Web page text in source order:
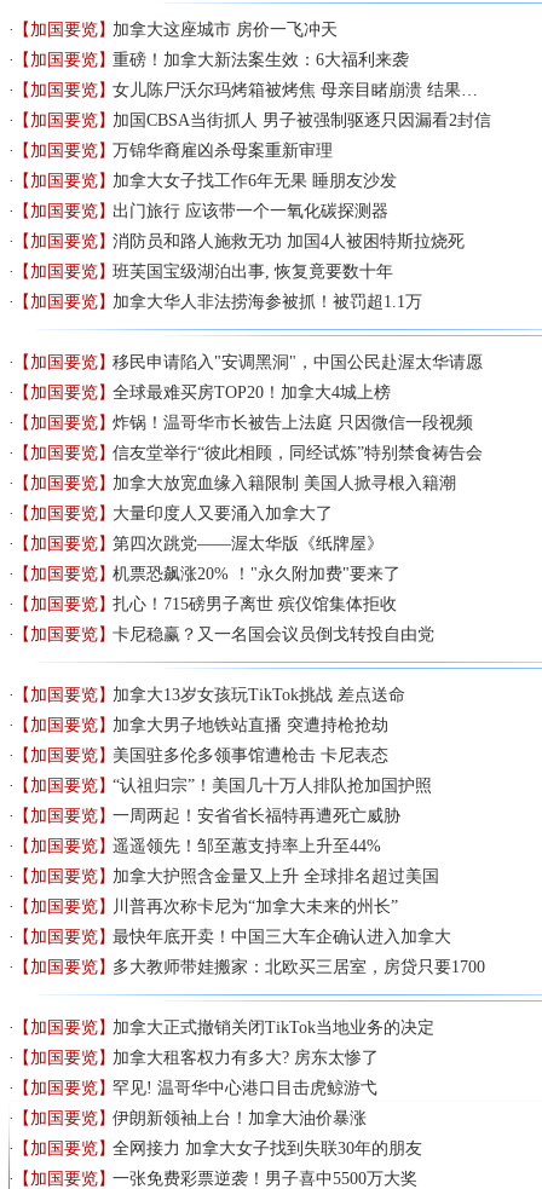
【加国要览】加拿大这座城市 房价一飞冲天
【加国要览】重磅！加拿大新法案生效：6大福利来袭
【加国要览】女儿陈尸沃尔玛烤箱被烤焦 母亲目睹崩溃 结果…
【加国要览】加国CBSA当街抓人 男子被强制驱逐只因漏看2封信
【加国要览】万锦华裔雇凶杀母案重新审理
【加国要览】加拿大女子找工作6年无果 睡朋友沙发
【加国要览】出门旅行 应该带一个一氧化碳探测器
【加国要览】消防员和路人施救无功 加国4人被困特斯拉烧死
【加国要览】班芙国宝级湖泊出事, 恢复竟要数十年
【加国要览】加拿大华人非法捞海参被抓！被罚超1.1万
【加国要览】移民申请陷入"安调黑洞"，中国公民赴渥太华请愿
【加国要览】全球最难买房TOP20！加拿大4城上榜
【加国要览】炸锅！温哥华市长被告上法庭 只因微信一段视频
【加国要览】信友堂举行“彼此相顾，同经试炼”特别禁食祷告会
【加国要览】加拿大放宽血缘入籍限制 美国人掀寻根入籍潮
【加国要览】大量印度人又要涌入加拿大了
【加国要览】第四次跳党——渥太华版《纸牌屋》
【加国要览】机票恐飙涨20% ！"永久附加费"要来了
【加国要览】扎心！715磅男子离世 殡仪馆集体拒收
【加国要览】卡尼稳赢？又一名国会议员倒戈转投自由党
【加国要览】加拿大13岁女孩玩TikTok挑战 差点送命
【加国要览】加拿大男子地铁站直播 突遭持枪抢劫
【加国要览】美国驻多伦多领事馆遭枪击 卡尼表态
【加国要览】“认祖归宗”！美国几十万人排队抢加国护照
【加国要览】一周两起！安省省长福特再遭死亡威胁
【加国要览】遥遥领先！邹至蕙支持率上升至44%
【加国要览】加拿大护照含金量又上升 全球排名超过美国
【加国要览】 川普再次称卡尼为“加拿大未来的州长”
【加国要览】最快年底开卖！中国三大车企确认进入加拿大
【加国要览】多大教师带娃搬家：北欧买三居室，房贷只要1700
【加国要览】加拿大正式撤销关闭TikTok当地业务的决定
【加国要览】加拿大租客权力有多大? 房东太惨了
【加国要览】罕见! 温哥华中心港口目击虎鲸游弋
【加国要览】伊朗新领袖上台！加拿大油价暴涨
【加国要览】全网接力 加拿大女子找到失联30年的朋友
【加国要览】一张免费彩票逆袭！男子喜中5500万大奖